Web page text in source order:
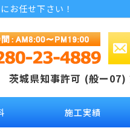
お任せ下さい！
茨城県知事許可 (般ー
施工実績